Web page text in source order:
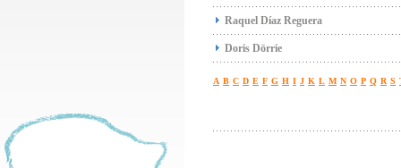
Raquel Díaz Reguera
Doris Dörrie
A B C D E F G H I J K L M N O P Q R S